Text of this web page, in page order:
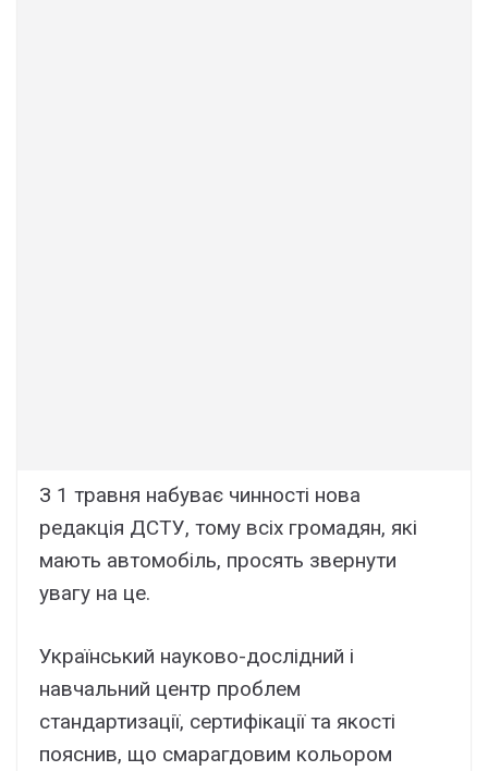
З 1 травня набуває чинності нова
редакція ДСТУ, тому всіх громадян, які
мають автомобіль, просять звернути
увагу на це.
Український науково-дослідний і
навчальний центр проблем
стандартизації, сертифікації та якості
пояснив, що смарагдовим кольором